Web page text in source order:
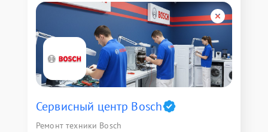
Сервисный центр Bosch
Ремонт техники Bosch